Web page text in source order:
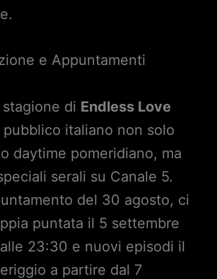
e Appuntamenti
di Endless Love
italiano non solo
daytime pomeridiano, ma
serali su Canale 5.
del 30 agosto, ci
puntata il 5 settembre
23:30 e nuovi episodi il
a partire dal 7